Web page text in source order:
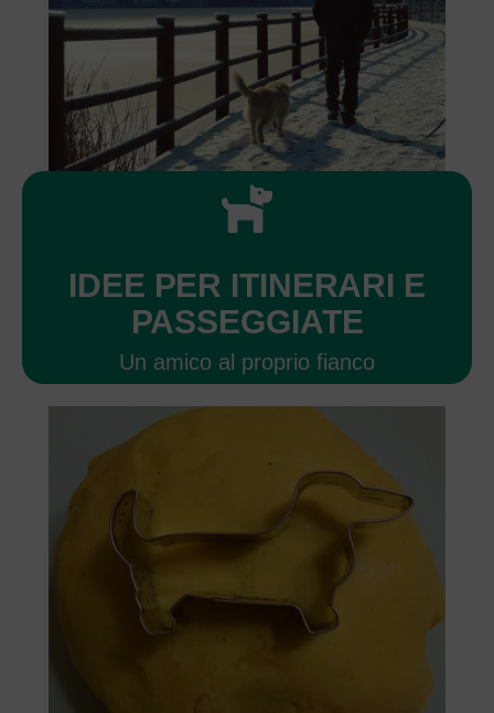
IDEE PER ITINERARI E
PASSEGGIATE
Un amico al proprio fianco